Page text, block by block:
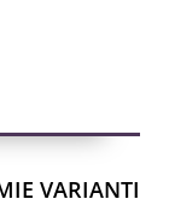
VARIANTI